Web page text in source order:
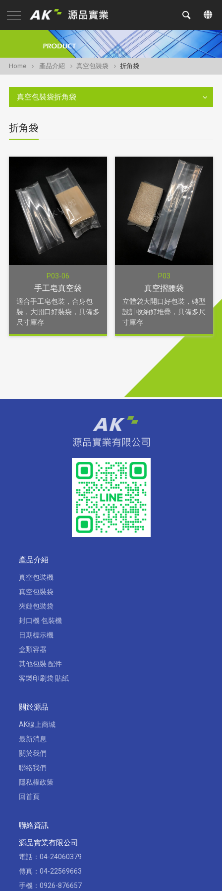
Home 產品介紹 真空包裝袋 折角袋
真空包裝袋折角袋
折角袋
P03-06
手工皂真空袋
適合手工皂包裝，合身包
裝，大開口好裝袋，具備多
尺寸庫存
P03
真空摺腰袋
立體袋大開口好包裝，磚型
設計收納好堆疊，具備多尺
寸庫存
產品介紹
真空包裝機
真空包裝袋
夾鏈包裝袋
封口機 包裝機
日期標示機
盒類容器
其他包裝 配件
客製印刷袋 貼紙
關於源品
AK線上商城
最新消息
關於我們
聯絡我們
隱私權政策
回首頁
聯絡資訊
源品實業有限公司
電話： 04-24060379
傳真：04-22569663
手機： 0926-876657